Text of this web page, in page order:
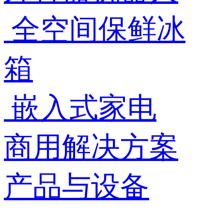
全空间保鲜冰
箱
嵌入式家电
商用解决方案
产品与设备